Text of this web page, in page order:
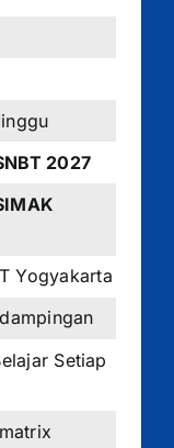
2027
Yogyakarta
Setiap